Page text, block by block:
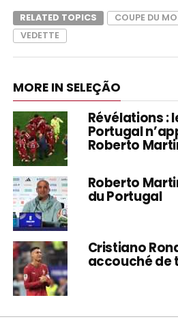
RELATED TOPICS COUPE DU
VEDETTE
MORE IN SELEÇÃO
Révélations :
Portugal
Roberto
Roberto
du Portugal
Cristiano
accouché de